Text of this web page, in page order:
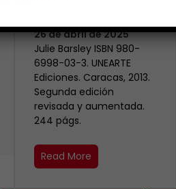
26 de abril de 2025
Julie Barsley ISBN 980-
6998-03-3. UNEARTE
Ediciones. Caracas, 2013.
Segunda edición
revisada y aumentada.
244 págs.
Read More